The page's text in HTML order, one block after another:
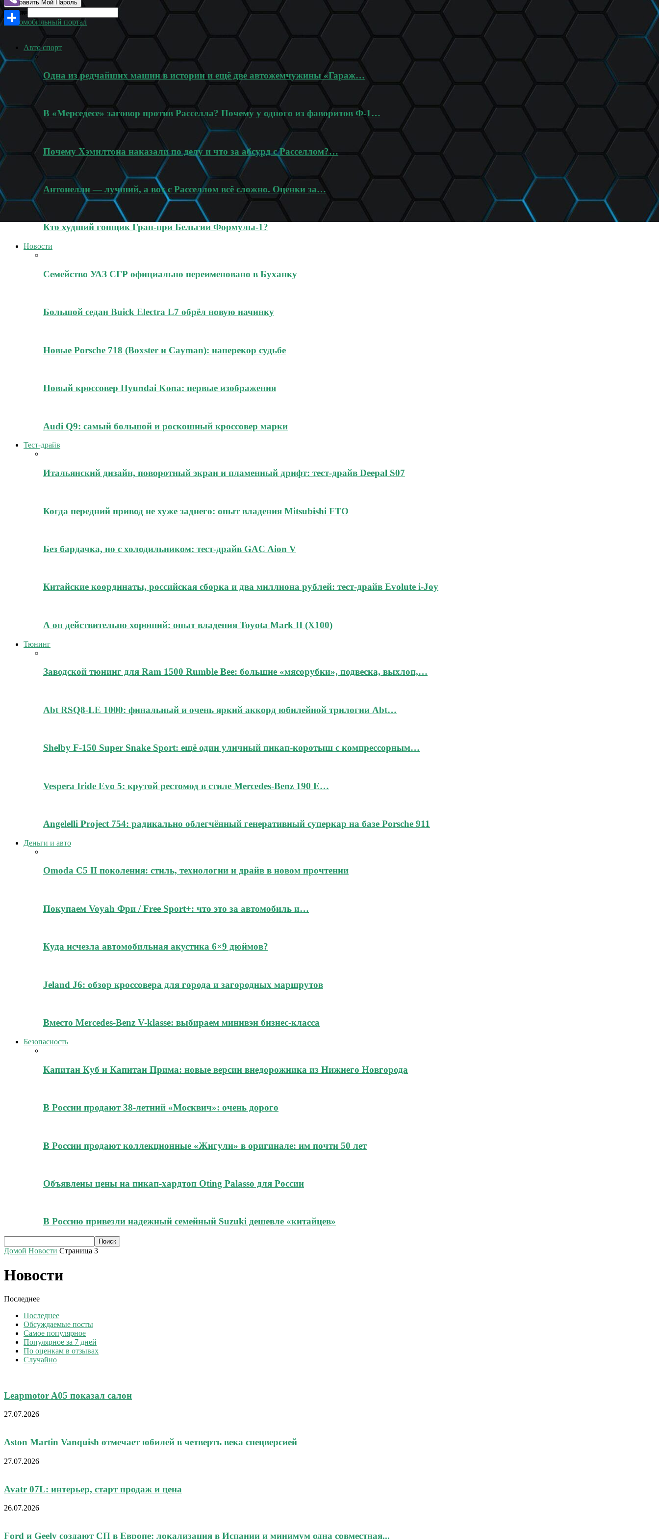
Поиск
Автомобильный портал
Авто спорт
Одна из редчайших машин в истории и ещё две автожемчужины «Гараж…
В «Мерседесе» заговор против Расселла? Почему у одного из фаворитов Ф-1…
Почему Хэмилтона наказали по делу и что за абсурд с Расселлом?…
Антонелли — лучший, а вот с Расселлом всё сложно. Оценки за…
Кто худший гонщик Гран-при Бельгии Формулы-1?
Новости
Семейство УАЗ СГР официально переименовано в Буханку
Большой седан Buick Electra L7 обрёл новую начинку
Новые Porsche 718 (Boxster и Cayman): наперекор судьбе
Новый кроссовер Hyundai Kona: первые изображения
Audi Q9: самый большой и роскошный кроссовер марки
Тест-драйв
Итальянский дизайн, поворотный экран и пламенный дрифт: тест-драйв Deepal S07
Когда передний привод не хуже заднего: опыт владения Mitsubishi FTO
Без бардачка, но с холодильником: тест-драйв GAC Aion V
Китайские координаты, российская сборка и два миллиона рублей: тест-драйв Evolute i-Joy
А он действительно хороший: опыт владения Toyota Mark II (Х100)
Тюнинг
Заводской тюнинг для Ram 1500 Rumble Bee: большие «мясорубки», подвеска, выхлоп,…
Abt RSQ8-LE 1000: финальный и очень яркий аккорд юбилейной трилогии Abt…
Shelby F-150 Super Snake Sport: ещё один уличный пикап-коротыш с компрессорным…
Vespera Iride Evo 5: крутой рестомод в стиле Mercedes-Benz 190 E…
Angelelli Project 754: радикально облегчённый генеративный суперкар на базе Porsche 911
Деньги и авто
Omoda C5 II поколения: стиль, технологии и драйв в новом прочтении
Покупаем Voyah Фри / Free Sport+: что это за автомобиль и…
Куда исчезла автомобильная акустика 6×9 дюймов?
Jeland J6: обзор кроссовера для города и загородных маршрутов
Вместо Mercedes-Benz V-klasse: выбираем минивэн бизнес-класса
Безопасность
Капитан Куб и Капитан Прима: новые версии внедорожника из Нижнего Новгорода
В России продают 38-летний «Москвич»: очень дорого
В России продают коллекционные «Жигули» в оригинале: им почти 50 лет
Объявлены цены на пикап-хардтоп Oting Palasso для России
В Россию привезли надежный семейный Suzuki дешевле «китайцев»
Домой Новости Страница 3
Новости
Последнее
Последнее
Обсуждаемые посты
Самое популярное
Популярное за 7 дней
По оценкам в отзывах
Случайно
Leapmotor A05 показал салон
27.07.2026
Aston Martin Vanquish отмечает юбилей в четверть века спецверсией
27.07.2026
Avatr 07L: интерьер, старт продаж и цена
26.07.2026
Ford и Geely создают СП в Европе: локализация в Испании и минимум одна совместная...
Viber